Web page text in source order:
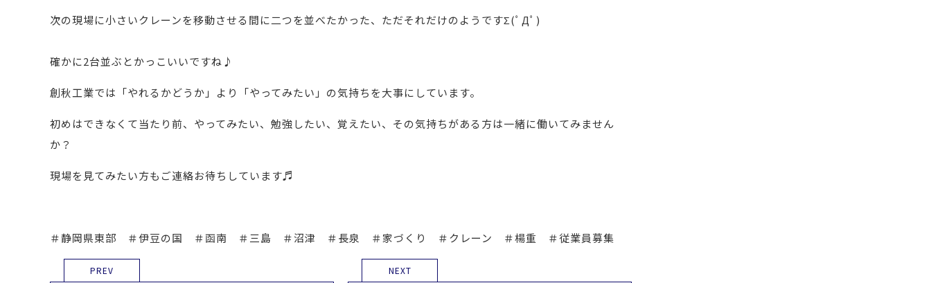
次の現場に小さいクレーンを移動させる間に二つを並べたかった、ただそれだけのようですΣ(ﾟДﾟ)
確かに2台並ぶとかっこいいですね♪
創秋工業では「やれるかどうか」より「やってみたい」の気持ちを大事にしています。
初めはできなくて当たり前、やってみたい、勉強したい、覚えたい、その気持ちがある方は一緒に働いてみません
か？
現場を見てみたい方もご連絡お待ちしています♬
＃静岡県東部 ＃伊豆の国 ＃函南 ＃三島 ＃沼津 ＃長泉 ＃家づくり ＃クレーン ＃楊重 ＃従業員募集
PREV NEXT